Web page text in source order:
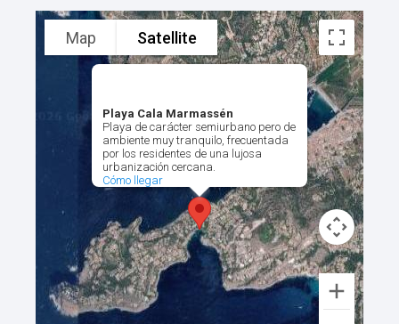
Playa Cala Marmassén
Playa de carácter semiurbano pero de
ambiente muy tranquilo, frecuentada
por los residentes de una lujosa
urbanización cercana.
Cómo llegar
Map Satellite